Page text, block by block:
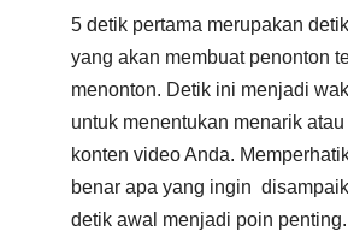
5 detik pertama merupakan
yang akan membuat penonton
menonton. Detik ini menjadi
untuk menentukan menarik
konten video Anda.
benar apa yang ingin
detik awal menjadi poin penting.